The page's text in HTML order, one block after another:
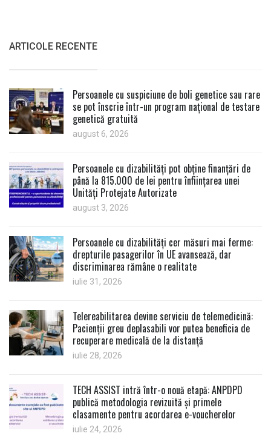
ARTICOLE RECENTE
Persoanele cu suspiciune de boli genetice sau rare
se pot înscrie într-un program național de testare
genetică gratuită
august 6, 2026
Persoanele cu dizabilități pot obține finanțări de
până la 815.000 de lei pentru înființarea unei
Unități Protejate Autorizate
august 3, 2026
Persoanele cu dizabilități cer măsuri mai ferme:
drepturile pasagerilor în UE avansează, dar
discriminarea rămâne o realitate
iulie 31, 2026
Telereabilitarea devine serviciu de telemedicină:
Pacienții greu deplasabili vor putea beneficia de
recuperare medicală de la distanță
iulie 28, 2026
TECH ASSIST intră într-o nouă etapă: ANPDPD
publică metodologia revizuită și primele
clasamente pentru acordarea e-voucherelor
iulie 24, 2026